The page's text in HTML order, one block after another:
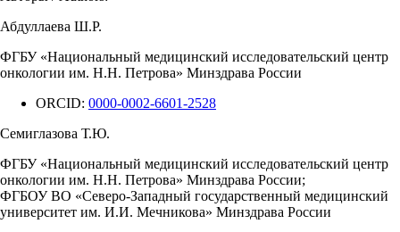
Абдуллаева Ш.Р.
ФГБУ «Национальный медицинский исследовательский центр
онкологии им. Н.Н. Петрова» Минздрава России
ORCID: 0000-0002-6601-2528
Семиглазова Т.Ю.
ФГБУ «Национальный медицинский исследовательский центр
онкологии им. Н.Н. Петрова» Минздрава России;
ФГБОУ ВО «Северо-Западный государственный медицинский
университет им. И.И. Мечникова» Минздрава России